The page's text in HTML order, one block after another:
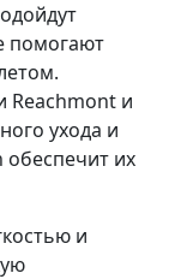
помогают
Reachmont и
ухода и
их
и